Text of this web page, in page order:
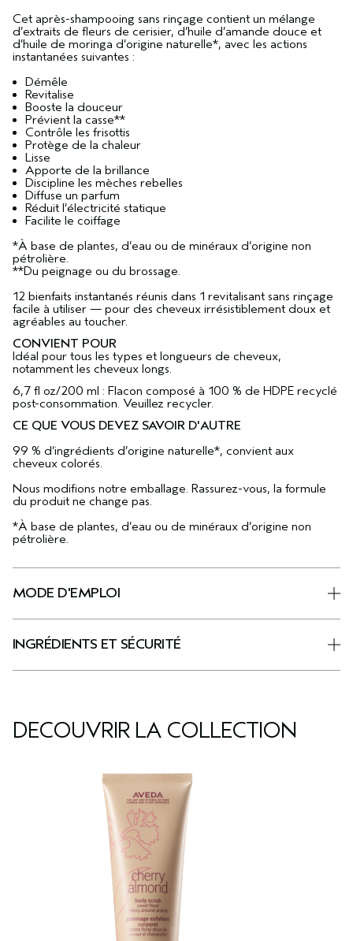
Cet après-shampooing sans rinçage contient un mélange
d’extraits de fleurs de cerisier, d’huile d’amande douce et
d’huile de moringa d’origine naturelle*, avec les actions
instantanées suivantes :
Démêle
Revitalise
Booste la douceur
Prévient la casse**
Contrôle les frisottis
Protège de la chaleur
Lisse
Apporte de la brillance
Discipline les mèches rebelles
Diffuse un parfum
Réduit l’électricité statique
Facilite le coiffage
*À base de plantes, d’eau ou de minéraux d’origine non
pétrolière.
**Du peignage ou du brossage.
12 bienfaits instantanés réunis dans 1 revitalisant sans rinçage
facile à utiliser — pour des cheveux irrésistiblement doux et
agréables au toucher.
CONVIENT POUR
Idéal pour tous les types et longueurs de cheveux,
notamment les cheveux longs.
6,7 fl oz/200 ml : Flacon composé à 100 % de HDPE recyclé
post-consommation. Veuillez recycler.
CE QUE VOUS DEVEZ SAVOIR D'AUTRE
99 % d’ingrédients d’origine naturelle*, convient aux
cheveux colorés.
Nous modifions notre emballage. Rassurez-vous, la formule
du produit ne change pas.
*À base de plantes, d’eau ou de minéraux d’origine non
pétrolière.
MODE D'EMPLOI
INGRÉDIENTS ET SÉCURITÉ
DÉCOUVRIR LA COLLECTION